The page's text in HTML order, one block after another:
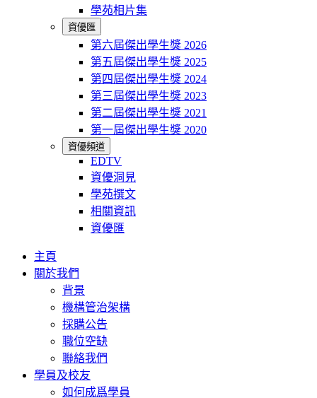
學苑相片集
資優匯
第六屆傑出學生獎 2026
第五屆傑出學生獎 2025
第四屆傑出學生獎 2024
第三屆傑出學生獎 2023
第二屆傑出學生獎 2021
第一屆傑出學生獎 2020
資優頻道
EDTV
資優洞見
學苑撰文
相關資訊
資優匯
主頁
關於我們
背景
機構管治架構
採購公告
職位空缺
聯絡我們
學員及校友
如何成爲學員